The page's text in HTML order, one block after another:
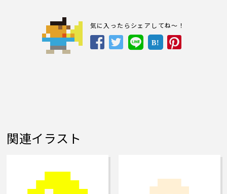
気に入ったらシェアしてね～！
B!
関連イラスト